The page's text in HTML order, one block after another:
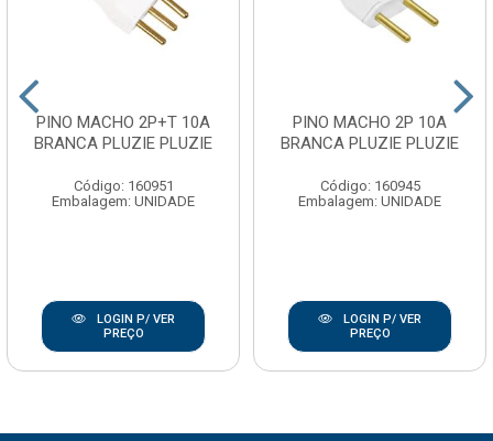
PINO MACHO 2P+T 10A
BRANCA PLUZIE PLUZIE
Código: 160951
Embalagem: UNIDADE
LOGIN P/ VER
PREÇO
PINO MACHO 2P 10A
BRANCA PLUZIE PLUZIE
Código: 160945
Embalagem: UNIDADE
LOGIN P/ VER
PREÇO